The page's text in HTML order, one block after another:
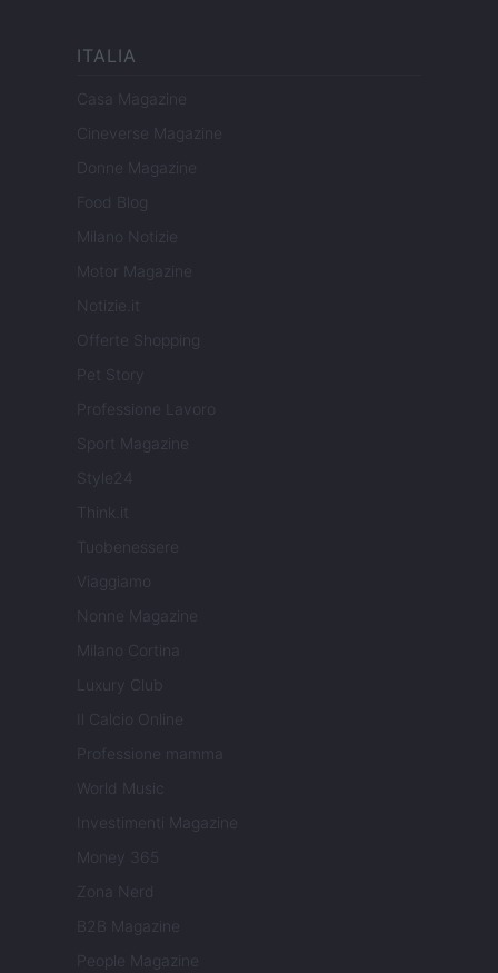
ITALIA
Casa Magazine
Cineverse Magazine
Donne Magazine
Food Blog
Milano Notizie
Motor Magazine
Notizie.it
Offerte Shopping
Pet Story
Professione Lavoro
Sport Magazine
Style24
Think.it
Tuobenessere
Viaggiamo
Nonne Magazine
Milano Cortina
Luxury Club
Il Calcio Online
Professione mamma
World Music
Investimenti Magazine
Money 365
Zona Nerd
B2B Magazine
People Magazine